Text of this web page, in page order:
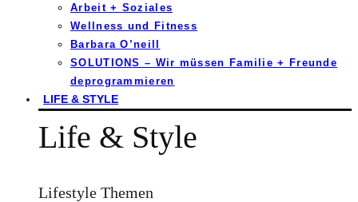
Arbeit + Soziales
Wellness und Fitness
Barbara O’neill
SOLUTIONS – Wir müssen Familie + Freunde
deprogrammieren
LIFE & STYLE
Life & Style
Lifestyle Themen